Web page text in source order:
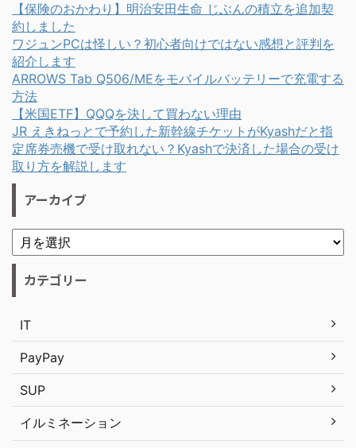
【保険のおかわり】明治安田生命 じぶんの積立を追加契
約しました
ワジュンPCは怪しい？初心者向けではない感想と評判を
紹介します
ARROWS Tab Q506/MEをモバイルバッテリーで充電する
方法
【米国ETF】QQQを決して買わない理由
JR えきねっとで予約した新幹線チケットがKyashだと指
定席券売機で受け取れない？Kyashで決済した場合の受け
取り方を解説します
アーカイブ
カテゴリー
IT
PayPay
SUP
イルミネーション